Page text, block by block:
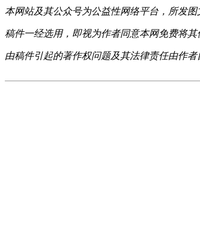
本网站及其公众号为公益性网络平台，所发
稿件一经选用，即视为作者同意本网免费将
由稿件引起的著作权问题及其法律责任由作者